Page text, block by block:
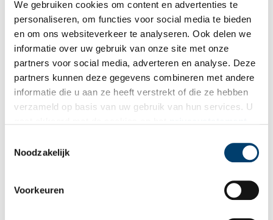
We gebruiken cookies om content en advertenties te
personaliseren, om functies voor social media te bieden
en om ons websiteverkeer te analyseren. Ook delen we
informatie over uw gebruik van onze site met onze
partners voor social media, adverteren en analyse. Deze
partners kunnen deze gegevens combineren met andere
informatie die u aan ze heeft verstrekt of die ze hebben
verzameld op basis van uw gebruik van hun services. U
Noodzakelijk
Voorkeuren
In 2021 gingen we van 517 naar 1068 abonnees voor onze wekelijkse gratis
nieuwsbrief. Ter ere van de 1000ste abonnee hadden we een winactie op social
Als redactie zijn we trots op de groeiende bezoekerscijfers en de
mooie nieuwe verhalen. Dit lukt niet zonder onze (gast-)schrijvers